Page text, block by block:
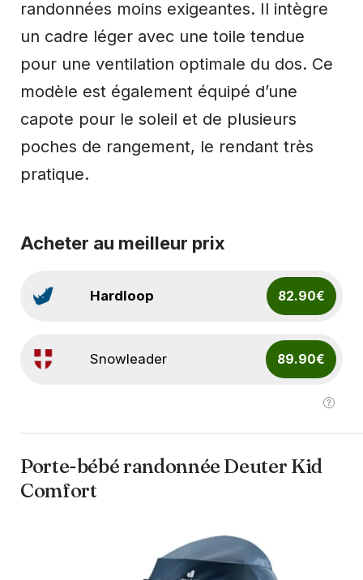
randonnées moins exigeantes. Il intègre
un cadre léger avec une toile tendue
pour une ventilation optimale du dos. Ce
modèle est également équipé d’une
capote pour le soleil et de plusieurs
poches de rangement, le rendant très
pratique.
Acheter au meilleur prix
Hardloop 82.90€
Snowleader 89.90€
Porte-bébé randonnée Deuter Kid
Comfort